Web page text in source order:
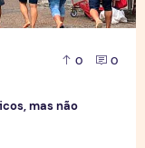
0 0
mas não